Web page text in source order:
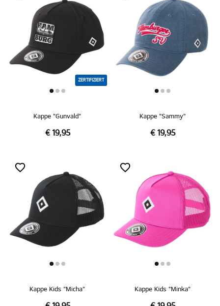
ZERTIFIZIERT
Kappe "Gunvald"
€ 19,95
Kappe "Sammy"
€ 19,95
Kappe Kids "Micha" Kappe Kids "Minka"